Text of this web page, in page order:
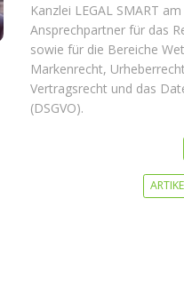
Kanzlei LEGAL SMART
Ansprechpartner für das
sowie für die Bereiche
Markenrecht,
Vertragsrecht und das
(DSGVO).